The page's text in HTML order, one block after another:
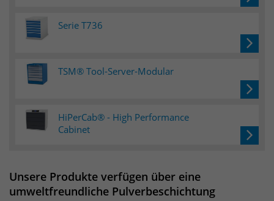
Serie T736
TSM® Tool-Server-Modular
HiPerCab® - High Performance
Cabinet
Unsere Produkte verfügen über eine
umweltfreundliche Pulverbeschichtung
Anbieter TYPO3
Zweck
Enthält die gewählten Tracking-Optin-
Anbieter
Laufzeit 13 Monate
Das Cookie wird von Matomo installiert.
Kampagnendaten zu berechnen und
die Nutzung der Website für den